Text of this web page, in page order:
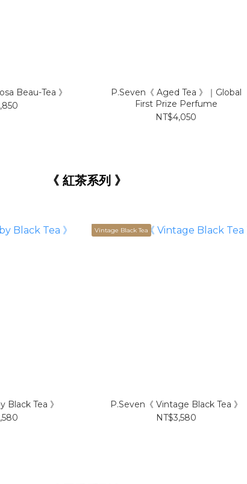
Beau-Tea 》
P.Seven《 Aged Tea 》｜Global
First Prize Perfume
NT$4,050
《 紅茶系列 》
Black Tea 》
Vintage Black Tea
P.Seven《 Vintage Black Tea 》
NT$3,580